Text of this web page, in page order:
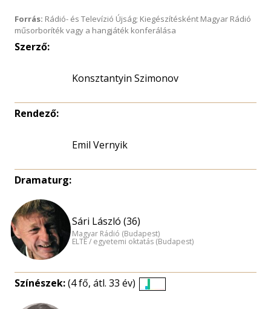
Forrás: Rádió- és Televízió Újság; Kiegészítésként Magyar Rádió
műsorboríték vagy a hangjáték konferálása
Szerző:
Konsztantyin Szimonov
Rendező:
Emil Vernyik
Dramaturg:
Sári László (36)
Magyar Rádió (Budapest)
ELTE / egyetemi oktatás (Budapest)
Színészek:(4 fő, átl. 33 év)